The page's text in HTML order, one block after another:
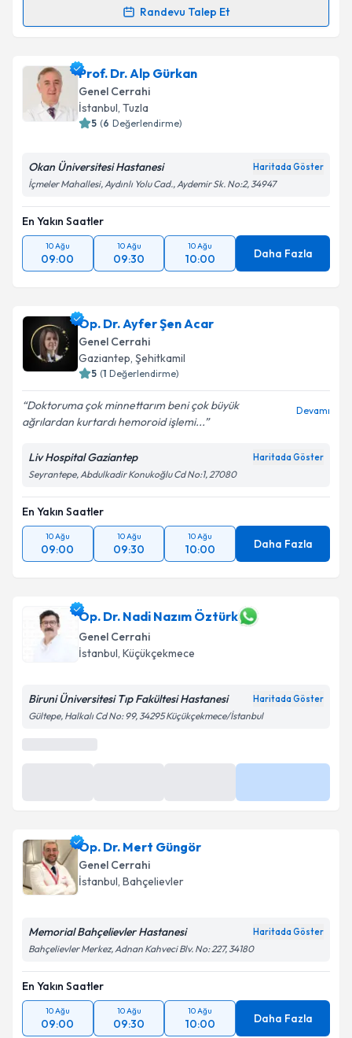
Randevu Talep Et
takvim hazırlandığında e-posta ile bilgilendireceğiz.
E-posta Adresiniz
Kişisel verilerimin işlenmesine ilişkinAydınlatma
kapsamda işlenmesini kabul ediyorum.
Takvim Talebini Gönder
Prof. Dr. Alp Gürkan
Genel Cerrahi
İstanbul, Tuzla
5 (6 Değerlendirme)
Okan Üniversitesi Hastanesi Haritada Göster
İçmeler Mahallesi, Aydınlı Yolu Cad., Aydemir Sk. No:2, 34947
En Yakın Saatler
10 Ağu
09:00
10 Ağu
09:30
10 Ağu
10:00 Daha Fazla
Op. Dr. Ayfer Şen Acar
Genel Cerrahi
Gaziantep, Şehitkamil
5 (1 Değerlendirme)
Doktoruma çok minnettarım beni çok büyük
ağrılardan kurtardı hemoroid işlemi...
Devamı
Liv Hospital Gaziantep Haritada Göster
Seyrantepe, Abdulkadir Konukoğlu Cd No:1, 27080
En Yakın Saatler
10 Ağu
09:00
10 Ağu
09:30
10 Ağu
10:00 Daha Fazla
Op. Dr. Nadi Nazım Öztürk
Genel Cerrahi
İstanbul, Küçükçekmece
Biruni Üniversitesi Tıp Fakültesi Hastanesi Haritada Göster
Gültepe, Halkalı Cd No: 99, 34295 Küçükçekmece/İstanbul
Op. Dr. Mert Güngör
Genel Cerrahi
İstanbul, Bahçelievler
Memorial Bahçelievler Hastanesi
Bahçelievler Merkez, Adnan Kahveci Blv. No: 227, 34180
En Yakın Saatler
10 Ağu
09:00
10 Ağu
09:30
10 Ağu
10:00 Daha Fazla